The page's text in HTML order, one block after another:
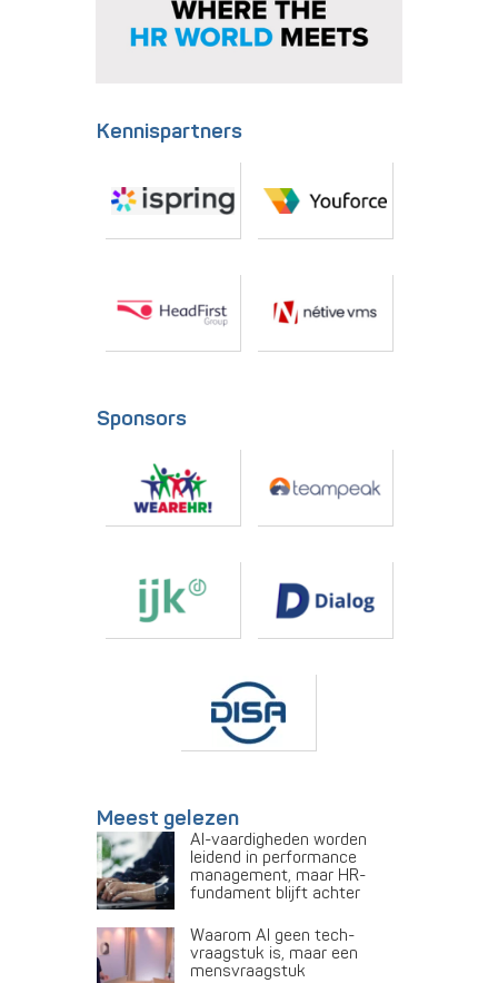
Kennispartners
Sponsors
Meest gelezen
AI-vaardigheden worden
leidend in performance
management, maar HR-
fundament blijft achter
Waarom AI geen tech-
vraagstuk is, maar een
mensvraagstuk